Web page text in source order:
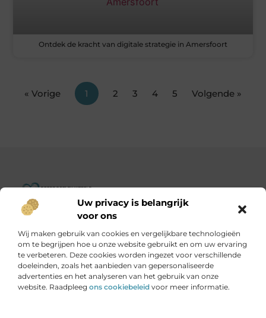
Uw privacy is belangrijk
voor ons
Wij maken gebruik van cookies en vergelijkbare technologieën
om te begrijpen hoe u onze website gebruikt en om uw ervaring
te verbeteren. Deze cookies worden ingezet voor verschillende
doeleinden, zoals het aanbieden van gepersonaliseerde
advertenties en het analyseren van het gebruik van onze
website. Raadpleeg ons cookiebeleid voor meer informatie.
Ontdek de kracht van digitale strategie in Amersfoort
« Vorige 1 2 3 4 5 Volgende »
Goededoelenwereld.nl – Verhalen die inspireren, impact die
Ontdek een diverse verzameling blogs en artikelen over
initiatieven die de wereld een stukje beter maken.
Onze informatie